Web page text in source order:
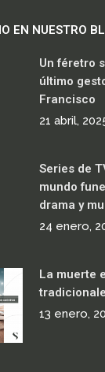
EN NUESTRO
Un féretro
último
Francisco
21 abril,
Series de
mundo
drama y
24 enero,
La muerte
13 enero,